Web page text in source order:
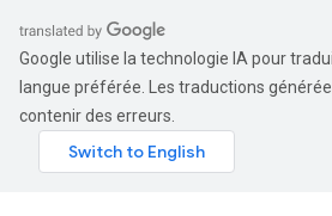
Google utilise la technologie IA pour
langue préférée. Les traductions
contenir des erreurs.